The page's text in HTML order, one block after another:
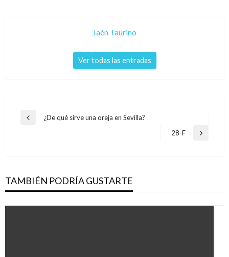
Jaén Taurino
Ver todas las entradas
Navegación
Entrada
¿De qué sirve una oreja en Sevilla?
Entrada
28-F
TAMBIÉN PODRÍA GUSTARTE